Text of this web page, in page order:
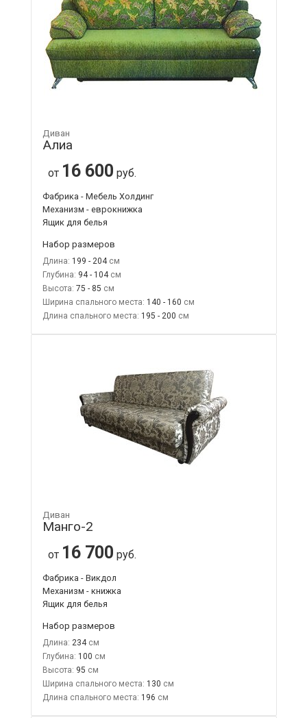
Диван
Алиа
от 16 600 руб.
Фабрика - Мебель Холдинг
Механизм - еврокнижка
Ящик для белья
Набор размеров
Длина: 199 - 204
Глубина: 94 - 104
Высота: 75 - 85
Ширина спального места: 140 - 160
Длина спального места: 195 - 200
Диван
Манго-2
от 16 700 руб.
Фабрика - Викдол
Механизм - книжка
Ящик для белья
Набор размеров
Длина: 234
Глубина: 100
Высота: 95
Ширина спального места: 130
Длина спального места: 196